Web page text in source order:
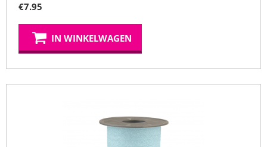
€7.95
IN WINKELWAGEN